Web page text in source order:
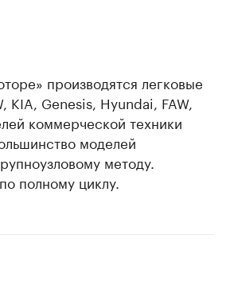
производятся легковые
KIA, Genesis, Hyundai, FAW,
коммерческой техники
моделей
методу.
полному циклу.